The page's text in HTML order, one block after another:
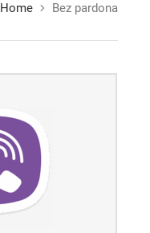
Home Bez pardona